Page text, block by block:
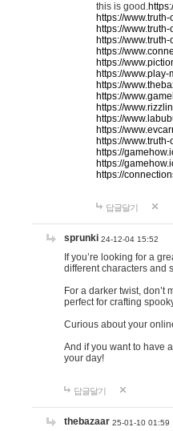
this is good.
https://
https://
https://
https://
https://
https://
https://
https://
https://
https://
https://
https://
https://
https://
https://
답글달기
sprunki 24-12-04 15:52
If you’re looking for a
different characters and
For a darker twist, don’t
perfect for crafting
Curious about your
And if you want to have
your day!
답글달기
thebazaar 25-01-10 01:59